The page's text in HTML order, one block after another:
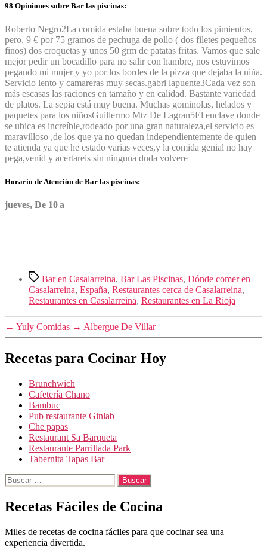
98 Opiniones sobre Bar las piscinas:
Roberto Negro2La comida estaba buena sobre todo los pimientos,
pero, 9 € por 75 gramos de pechuga de pollo ( dos filetes pequeños
finos) dos croquetas y unos 50 grm de patatas fritas. Vamos que sale
mejor pedir un bocadillo para no salir con hambre, nos estuvimos
pegando mi mujer y yo por los bordes de la pizza que dejaba la niña.
Servicio lento y camareras muy secas.gabri lapuente3Cada vez son
más escasas las raciones en tamaño y en calidad. Bastante variedad
de platos. La sepia está muy buena. Muchas gominolas, helados y
paquetes para los niñosGuillermo Mtz De Lagran5El enclave donde
se ubica es increíble,rodeado por una gran naturaleza,el servicio es
maravilloso ,de los que ya no quedan independientemente de quien
te atienda ya que he estado varias veces,y la comida genial no hay
pega,venid y acertareis sin ninguna duda volvere
Horario de Atención de Bar las piscinas:
jueves, De 10 a
Etiquetas
Bar en Casalarreina, Bar Las Piscinas, Dónde comer en
Casalarreina, España, Restaurantes cerca de Casalarreina,
Restaurantes en Casalarreina, Restaurantes en La Rioja
← Yuly Comidas → Albergue De Villar
Recetas para Cocinar Hoy
Brunchwich
Cafetería Chano
Bambuc
Pub restaurante Ginlab
Che papas
Restaurant Sa Barqueta
Restaurante Parrillada Park
Tabernita Tapas Bar
Buscar:
Recetas Fáciles de Cocina
Miles de recetas de cocina fáciles para que cocinar sea una
experiencia divertida.